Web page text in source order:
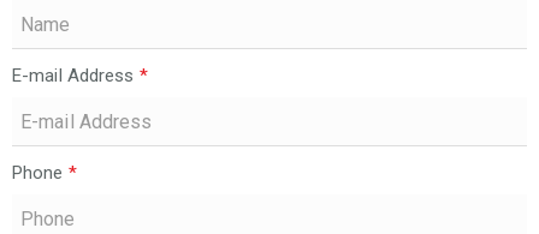
E-mail Address *
Phone *